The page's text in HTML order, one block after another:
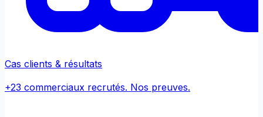
Cas clients & résultats
+23 commerciaux recrutés. Nos preuves.